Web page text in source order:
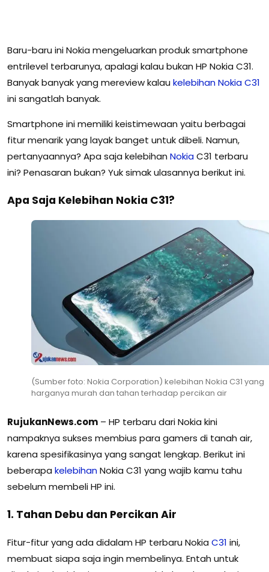
Baru-baru ini Nokia mengeluarkan produk smartphone
entrilevel terbarunya, apalagi kalau bukan HP Nokia C31.
Banyak banyak yang mereview kalau kelebihanNokiaC31
ini sangatlah banyak.
Smartphone ini memiliki keistimewaan yaitu berbagai
fitur menarik yang layak banget untuk dibeli. Namun,
pertanyaannya? Apa saja kelebihan NokiaC31 terbaru
ini? Penasaran bukan? Yuk simak ulasannya berikut ini.
Apa Saja Kelebihan Nokia C31?
(Sumber foto: Nokia Corporation) kelebihan Nokia C31 yang
harganya murah dan tahan terhadap percikan air
RujukanNews.com – HP terbaru dari Nokia kini
nampaknya sukses membius para gamers di tanah air,
karena spesifikasinya yang sangat lengkap. Berikut ini
beberapa kelebihanNokia C31 yang wajib kamu tahu
sebelum membeli HP ini.
1. Tahan Debu dan Percikan Air
Fitur-fitur yang ada didalam HP terbaru Nokia C31 ini,
membuat siapa saja ingin membelinya. Entah untuk